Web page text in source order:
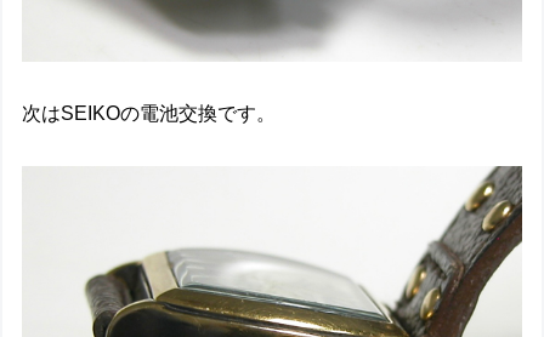
次はSEIKOの電池交換です。